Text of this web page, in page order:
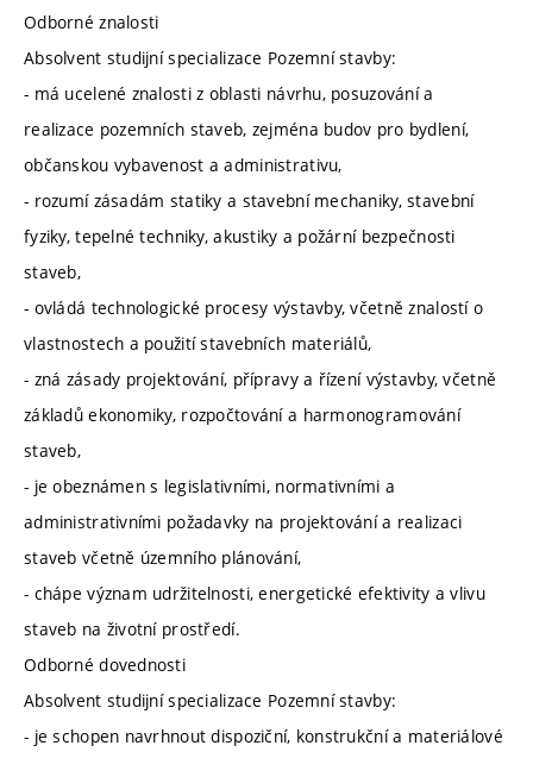
Odborné znalosti
Absolvent studijní specializace Pozemní stavby:
- má ucelené znalosti z oblasti návrhu, posuzování a
realizace pozemních staveb, zejména budov pro bydlení,
občanskou vybavenost a administrativu,
- rozumí zásadám statiky a stavební mechaniky, stavební
fyziky, tepelné techniky, akustiky a požární bezpečnosti
staveb,
- ovládá technologické procesy výstavby, včetně znalostí o
vlastnostech a použití stavebních materiálů,
- zná zásady projektování, přípravy a řízení výstavby, včetně
základů ekonomiky, rozpočtování a harmonogramování
staveb,
- je obeznámen s legislativními, normativními a
administrativními požadavky na projektování a realizaci
staveb včetně územního plánování,
- chápe význam udržitelnosti, energetické efektivity a vlivu
staveb na životní prostředí.
Odborné dovednosti
Absolvent studijní specializace Pozemní stavby:
- je schopen navrhnout dispoziční, konstrukční a materiálové